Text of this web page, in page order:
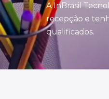
A InBrasil
recepção e
qualificados.